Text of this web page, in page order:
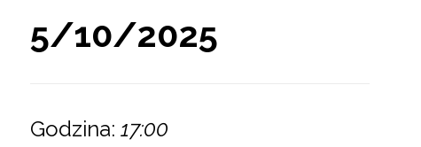
5/10/2025
Godzina: 17:00